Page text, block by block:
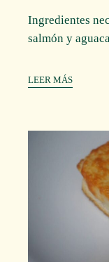
Ingredientes
salmón y
LEER MÁS